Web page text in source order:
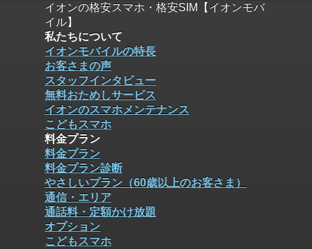
イオンの格安スマホ・格安SIM【イオンモバ
イル】
私たちについて
イオンモバイルの特長
お客さまの声
スタッフインタビュー
無料おためしサービス
イオンのスマホメンテナンス
こどもスマホ
料金プラン
料金プラン
料金プラン診断
やさしいプラン（60歳以上のお客さま）
通信・エリア
通話料・定額かけ放題
オプション
こどもスマホ